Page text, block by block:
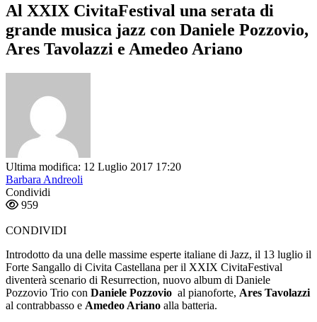
Al XXIX CivitaFestival una serata di
grande musica jazz con Daniele Pozzovio,
Ares Tavolazzi e Amedeo Ariano
Ultima modifica: 12 Luglio 2017 17:20
Barbara Andreoli
Condividi
959
CONDIVIDI
Introdotto da una delle massime esperte italiane di Jazz, il 13 luglio il
Forte Sangallo di Civita Castellana per il XXIX CivitaFestival
diventerà scenario di Resurrection, nuovo album di Daniele
Pozzovio Trio con Daniele Pozzovio al pianoforte, Ares Tavolazzi
al contrabbasso e Amedeo Ariano alla batteria.